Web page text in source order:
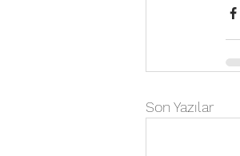
Son Yazılar